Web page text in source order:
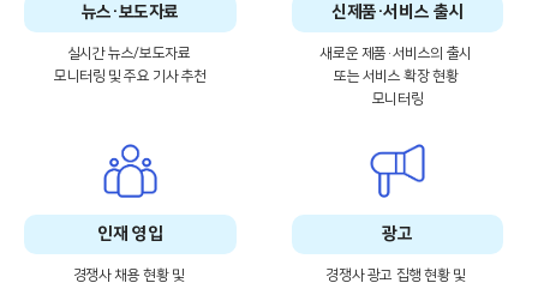
뉴스·보도자료
실시간 뉴스/보도자료
모니터링 및 주요 기사 추천
신제품·서비스 출시
새로운 제품·서비스의 출시
또는 서비스 확장 현황
모니터링
인재 영입
경쟁사 채용 현황 및
광고
경쟁사 광고 집행 현황 및